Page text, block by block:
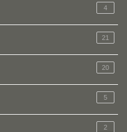
4
21
20
5
2